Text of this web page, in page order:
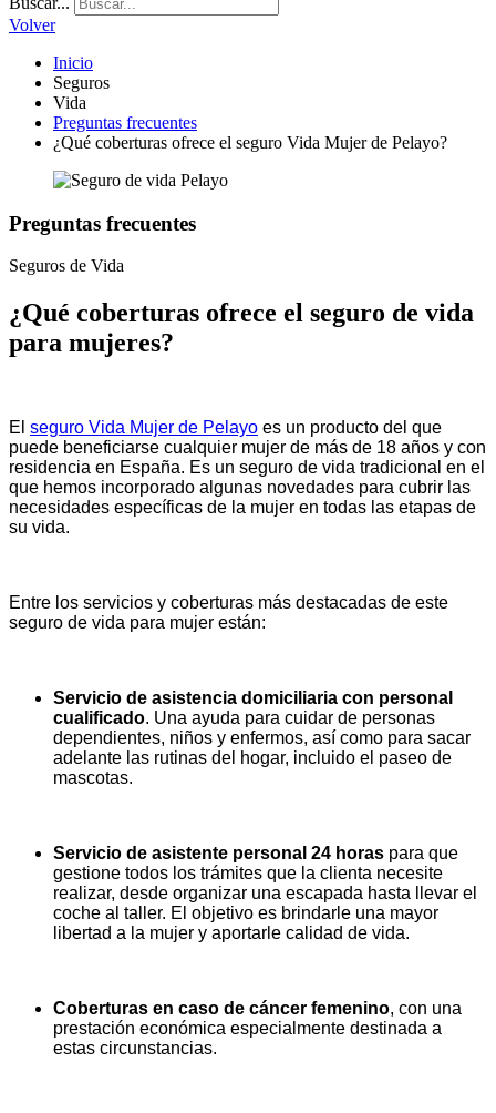
Volver
Inicio
Seguros
Vida
Preguntas frecuentes
¿Qué coberturas ofrece el seguro Vida Mujer de Pelayo?
Preguntas frecuentes
Seguros de Vida
¿Qué coberturas ofrece el seguro de vida
para mujeres?
El seguro Vida Mujer de Pelayo es un producto del que
puede beneficiarse cualquier mujer de más de 18 años y con
residencia en España. Es un seguro de vida tradicional en el
que hemos incorporado algunas novedades para cubrir las
necesidades específicas de la mujer en todas las etapas de
su vida.
Entre los servicios y coberturas más destacadas de este
seguro de vida para mujer están:
Servicio de asistencia domiciliaria con personal
cualificado. Una ayuda para cuidar de personas
dependientes, niños y enfermos, así como para sacar
adelante las rutinas del hogar, incluido el paseo de
mascotas.
Servicio de asistente personal 24 horas para que
gestione todos los trámites que la clienta necesite
realizar, desde organizar una escapada hasta llevar el
coche al taller. El objetivo es brindarle una mayor
libertad a la mujer y aportarle calidad de vida.
Coberturas en caso de cáncer femenino, con una
prestación económica especialmente destinada a
estas circunstancias.